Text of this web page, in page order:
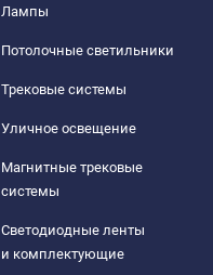
Лампы
Потолочные светильники
Трековые системы
Уличное освещение
Магнитные трековые
системы
Светодиодные ленты
и комплектующие